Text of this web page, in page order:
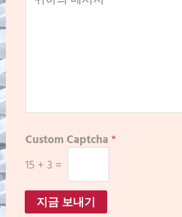
Custom Captcha *
15 + 3 =
지금 보내기